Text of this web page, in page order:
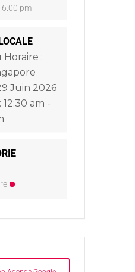
6:00 pm
Horaire :
Juin 2026
12:30 am -